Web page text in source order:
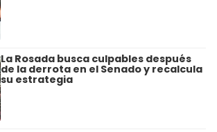
La Rosada busca culpables después
de la derrota en el Senado y recalcula
su estrategia